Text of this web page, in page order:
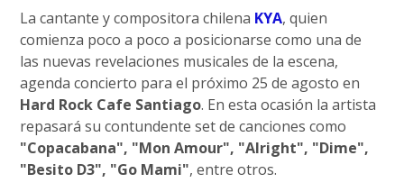
La cantante y compositora chilena KYA, quien
comienza poco a poco a posicionarse como una de
las nuevas revelaciones musicales de la escena,
agenda concierto para el próximo 25 de agosto en
Hard Rock Cafe Santiago. En esta ocasión la artista
repasará su contundente set de canciones como
"Copacabana", "Mon Amour", "Alright", "Dime",
"Besito D3", "Go Mami", entre otros.